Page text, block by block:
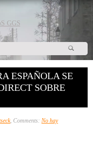
ESPAÑOLA SE
SOBRE
, Comments:No hay